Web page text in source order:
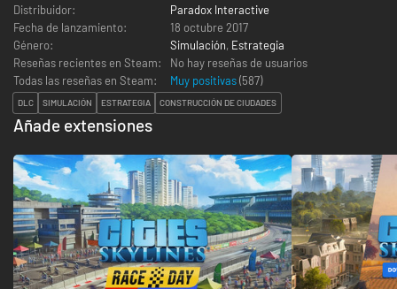
Distribuidor:
Paradox Interactive
Fecha de lanzamiento:
18 octubre 2017
Género:
Simulación, Estrategia
Reseñas recientes en Steam:
No hay reseñas de usuarios
Todas las reseñas en Steam:
Muy positivas(587)
DLC SIMULACIÓN ESTRATEGIA CONSTRUCCIÓN DE CIUDADES
Añade extensiones